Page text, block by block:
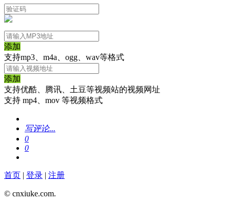
添加
支持mp3、m4a、ogg、wav等格式
添加
支持优酷、腾讯、土豆等视频站的视频网址
支持 mp4、mov 等视频格式
写评论...
0
0
首页 | 登录 | 注册
© cnxiuke.com.